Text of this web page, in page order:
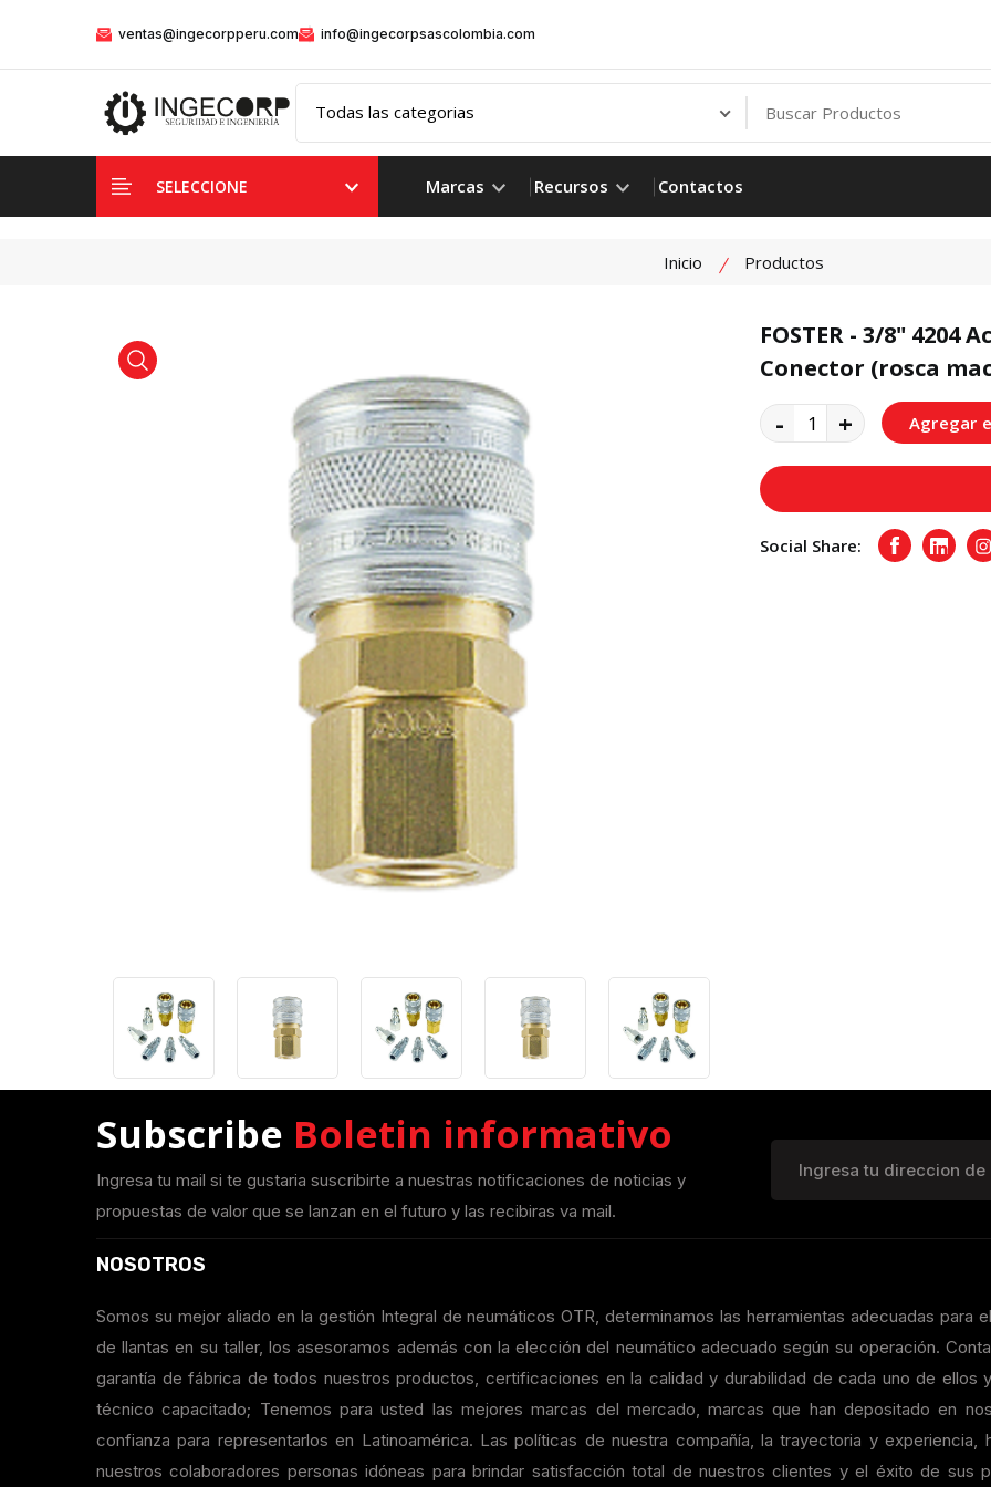
ventas@ingecorpperu.com info@ingecorpsascolombia.com
SELECCIONE Marcas Recursos Contactos
Inicio Productos
product view product view
FOSTER - 3/8" 4204
Conector (rosca
- + Agregar
Social Share: Facebook
Subscribe Boletin informativo
Ingresa tu mail si te gustaria suscribirte a nuestras notificaciones de noticias y
propuestas de valor que se lanzan en el futuro y las recibiras va mail.
NOSOTROS
Somos su mejor aliado en la gestión Integral de neumáticos OTR, determinamos las herramientas adecuadas para
de llantas en su taller, los asesoramos además con la elección del neumático adecuado según su operación.
garantía de fábrica de todos nuestros productos, certificaciones en la calidad y durabilidad de cada uno de ellos
técnico capacitado; Tenemos para usted las mejores marcas del mercado, marcas que han depositado en
confianza para representarlos en Latinoamérica. Las políticas de nuestra compañía, la trayectoria y experiencia,
nuestros colaboradores personas idóneas para brindar satisfacción total de nuestros clientes y el éxito de sus